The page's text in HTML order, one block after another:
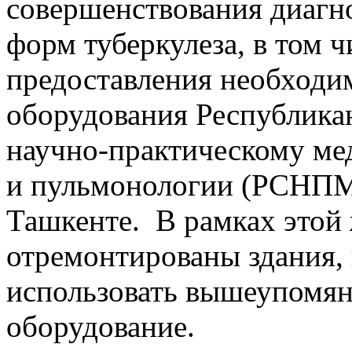
совершенствования
форм туберкулеза, в том
предоставления
оборудования
научно-практическому
и пульмонологии
Ташкенте. В рамках
отремонтированы здания,
использовать
оборудование.